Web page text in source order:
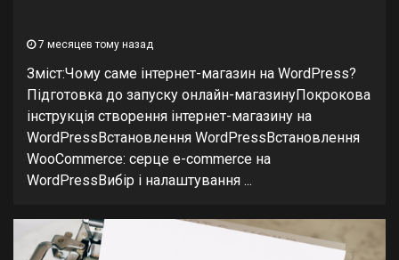
7 месяцев тому назад
Зміст:Чому саме інтернет-магазин на WordPress?
Підготовка до запуску онлайн-магазинуПокрокова
інструкція створення інтернет-магазину на
WordPressВстановлення WordPressВстановлення
WooCommerce: серце e-commerce на
WordPressВибір і налаштування ...